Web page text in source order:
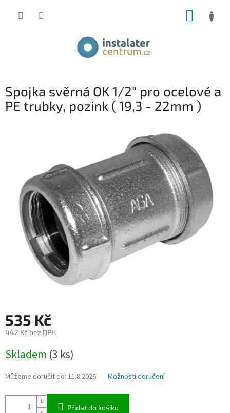
Spojka svěrná OK 1/2" pro ocelové a
PE trubky, pozink ( 19,3 - 22mm )
535 Kč
442 Kč bez DPH
cena:
Skladem (3 ks)
Můžeme doručit do: 11.8.2026 Možnosti doručení
Přidat do košíku